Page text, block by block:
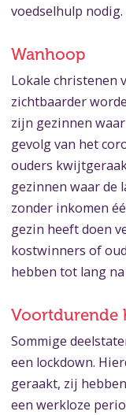
voedselhulp nodig.
Wanhoop
Lokale christenen
zichtbaarder
zijn gezinnen
gevolg van het
ouders
gezinnen waar de
zonder inkomen
gezin heeft doen
kostwinners of
hebben tot lang na
Voortdurende
Sommige
een lockdown.
geraakt, zij
een werkloze